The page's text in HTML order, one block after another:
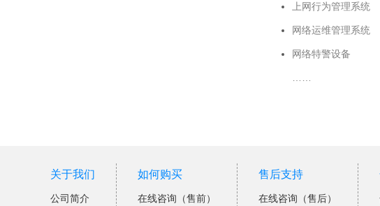
上网行为管理系统
网络运维管理系统
网络特警设备
关于我们
公司简介
如何购买
在线咨询（售前）
售后支持
在线咨询（售后）